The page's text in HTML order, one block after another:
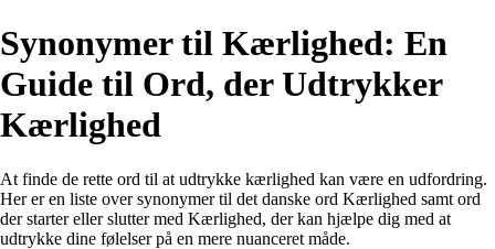
Synonymer til Kærlighed: En
Guide til Ord, der Udtrykker
Kærlighed
At finde de rette ord til at udtrykke kærlighed kan være en udfordring.
Her er en liste over synonymer til det danske ord Kærlighed samt ord
der starter eller slutter med Kærlighed, der kan hjælpe dig med at
udtrykke dine følelser på en mere nuanceret måde.